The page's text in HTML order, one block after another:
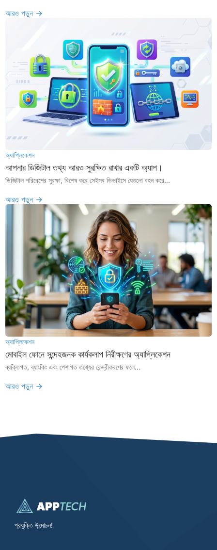
আরও পড়ুন →
অ্যাপ্লিকেশন
আপনার ডিজিটাল তথ্য আরও সুরক্ষিত রাখার একটি অ্যাপ।
ডিজিটাল পরিবেশের সুরক্ষা, বিশেষ করে সেইসব ডিভাইসে যেগুলো বহন করে...
আরও পড়ুন →
অ্যাপ্লিকেশন
মোবাইল ফোনে সন্দেহজনক কার্যকলাপ নিরীক্ষণের অ্যাপ্লিকেশন
ব্যক্তিগত, ব্যাংকিং এবং পেশাগত তথ্যের কেন্দ্রীকরণের ফলে...
আরও পড়ুন →
প্রযুক্তি উন্মোচন!